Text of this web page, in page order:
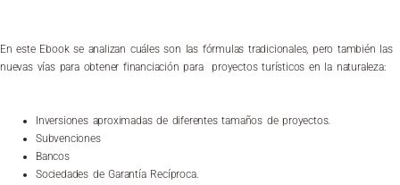
En este Ebook se analizan cuáles son las fórmulas tradicionales, pero también las
nuevas vías para obtener financiación para proyectos turísticos en la naturaleza:
Inversiones aproximadas de diferentes tamaños de proyectos.
Subvenciones
Bancos
Sociedades de Garantía Recíproca.